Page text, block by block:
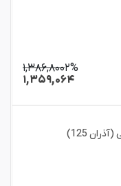
۱,۳۸۶,۸۰۰۲%
۱,۳۵۹,۰۶۴